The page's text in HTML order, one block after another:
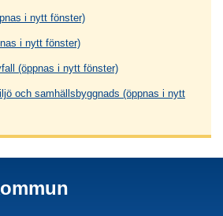
i nytt fönster)
i nytt fönster)
(öppnas i nytt fönster)
och samhällsbyggnads (öppnas i nytt